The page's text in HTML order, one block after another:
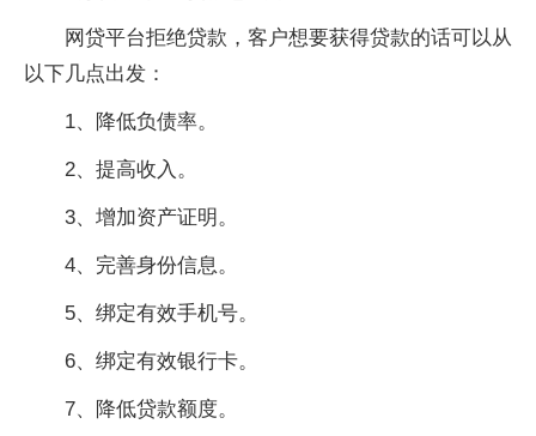
网贷平台拒绝贷款，客户想要获得贷款的话可以从
以下几点出发：
1、降低负债率。
2、提高收入。
3、增加资产证明。
4、完善身份信息。
5、绑定有效手机号。
6、绑定有效银行卡。
7、降低贷款额度。